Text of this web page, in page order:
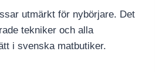
utmärkt för nybörjare. Det
tekniker och alla
i svenska matbutiker.